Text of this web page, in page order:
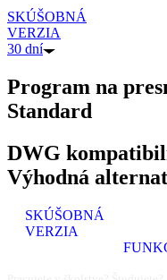
SKÚŠOBNÁ
VERZIA
30 dní
Program na
Standard
DWG
Výhodná
SKÚŠOBNÁ
VERZIA